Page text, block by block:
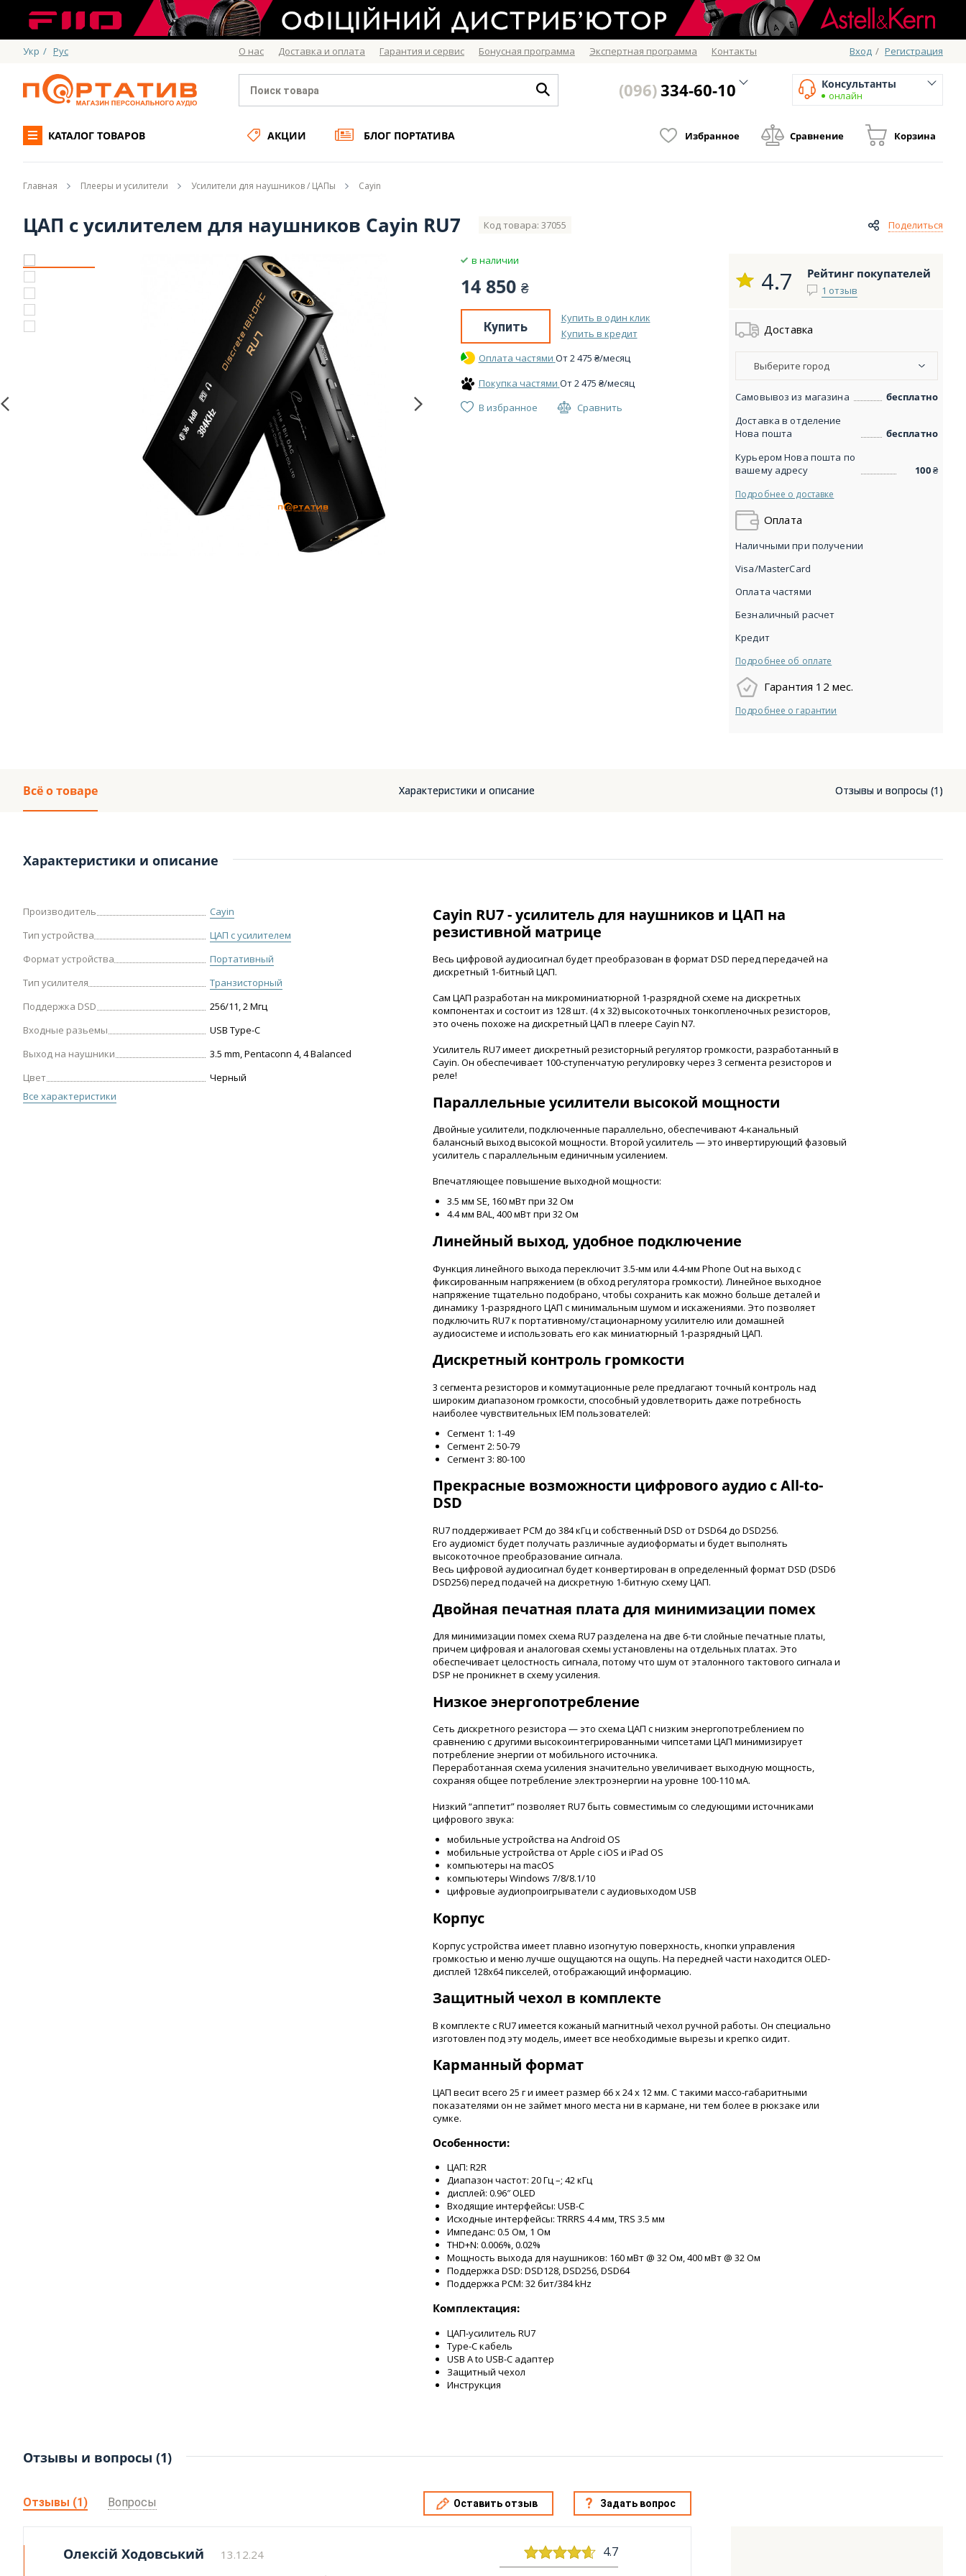
Укр / Рус О нас Доставка и оплата Гарантия и сервис Бонусная программа Экспертная программа Контакты Вход / Регистрация
(096)334-60-10 Консультанты
онлайн
КАТАЛОГ ТОВАРОВ АКЦИИ БЛОГ ПОРТАТИВА Избранное Сравнение Корзина
Главная Плееры и усилители Усилители для наушников / ЦАПы Cayin
ЦАП с усилителем для наушников Cayin RU7 Код товара: 37055 Поделиться
в наличии
14 850 ₴
Купить
Купить в один клик
Купить в кредит
Оплата частями От2 475 ₴/месяц
Покупка частями От2 475 ₴/месяц
В избранное
Сравнить
4.7 Рейтинг покупателей
1 отзыв
Доставка
Выберите город
Самовывоз из магазина
бесплатно
Доставка в отделение
Нова пошта
бесплатно
Курьером Нова пошта по
вашему адресу
100₴
Подробнее о доставке
Оплата
Visa/MasterCard
Наличными при получении
Безналичный расчет
Кредит
Оплата частями
Подробнее об оплате
Гарантия 12 мес.
Подробнее о гарантии
Всё о товаре Характеристики и описание Отзывы и вопросы (1)
Характеристики и описание
Производитель
Cayin
Тип устройства
ЦАП с усилителем
Формат устройства
Портативный
Тип усилителя
Транзисторный
Поддержка DSD
256/11, 2 Мгц
Входные разьемы
USB Type-C
Выход на наушники
3.5 mm, Pentaconn 4, 4 Balanced
Цвет
Черный
Все характеристики
Cayin RU7 - усилитель для наушников и ЦАП на
резистивной матрице
Весь цифровой аудиосигнал будет преобразован в формат DSD перед передачей на
дискретный 1-битный ЦАП.
Сам ЦАП разработан на микроминиатюрной 1-разрядной схеме на дискретных
компонентах и состоит из 128 шт. (4 x 32) высокоточных тонкопленочных резисторов,
это очень похоже на дискретный ЦАП в плеере Cayin N7.
Усилитель RU7 имеет дискретный резисторный регулятор громкости, разработанный в
Cayin. Он обеспечивает 100-ступенчатую регулировку через 3 сегмента резисторов и
реле!
Параллельные усилители высокой мощности
Двойные усилители, подключенные параллельно, обеспечивают 4-канальный
балансный выход высокой мощности. Второй усилитель — это инвертирующий фазовый
усилитель с параллельным единичным усилением.
Впечатляющее повышение выходной мощности:
3.5 мм SE, 160 мВт при 32 Ом
4.4 мм BAL, 400 мВт при 32 Ом
Линейный выход, удобное подключение
Функция линейного выхода переключит 3.5-мм или 4.4-мм Phone Out на выход с
фиксированным напряжением (в обход регулятора громкости). Линейное выходное
напряжение тщательно подобрано, чтобы сохранить как можно больше деталей и
динамику 1-разрядного ЦАП с минимальным шумом и искажениями. Это позволяет
подключить RU7 к портативному/стационарному усилителю или домашней
аудиосистеме и использовать его как миниатюрный 1-разрядный ЦАП.
Дискретный контроль громкости
3 сегмента резисторов и коммутационные реле предлагают точный контроль над
широким диапазоном громкости, способный удовлетворить даже потребность
наиболее чувствительных IEM пользователей:
Сегмент 1: 1-49
Сегмент 2: 50-79
Сегмент 3: 80-100
Прекрасные возможности цифрового аудио с All-to-
DSD
RU7 поддерживает PCM до 384 кГц и собственный DSD от DSD64 до DSD256.
Его аудиоміст будет получать различные аудиоформаты и будет выполнять
высокоточное преобразование сигнала.
Весь цифровой аудиосигнал будет конвертирован в определенный формат DSD (DSD6
DSD256) перед подачей на дискретную 1-битную схему ЦАП.
Двойная печатная плата для минимизации помех
Для минимизации помех схема RU7 разделена на две 6-ти слойные печатные платы,
причем цифровая и аналоговая схемы установлены на отдельных платах. Это
обеспечивает целостность сигнала, потому что шум от эталонного тактового сигнала и
DSP не проникнет в схему усиления.
Низкое энергопотребление
Сеть дискретного резистора — это схема ЦАП с низким энергопотреблением по
сравнению с другими высокоинтегрированными чипсетами ЦАП минимизирует
потребление энергии от мобильного источника.
Переработанная схема усиления значительно увеличивает выходную мощность,
сохраняя общее потребление электроэнергии на уровне 100-110 мА.
Низкий “аппетит” позволяет RU7 быть совместимым со следующими источниками
цифрового звука:
мобильные устройства на Android OS
мобильные устройства от Apple с iOS и iPad OS
компьютеры на macOS
компьютеры Windows 7/8/8.1/10
цифровые аудиопроигрыватели с аудиовыходом USB
Корпус
Корпус устройства имеет плавно изогнутую поверхность, кнопки управления
громкостью и меню лучше ощущаются на ощупь. На передней части находится OLED-
дисплей 128х64 пикселей, отображающий информацию.
Защитный чехол в комплекте
В комплекте с RU7 имеется кожаный магнитный чехол ручной работы. Он специально
изготовлен под эту модель, имеет все необходимые вырезы и крепко сидит.
Карманный формат
ЦАП весит всего 25 г и имеет размер 66 х 24 х 12 мм. С такими массо-габаритными
показателями он не займет много места ни в кармане, ни тем более в рюкзаке или
сумке.
Особенности:
ЦАП: R2R
Диапазон частот: 20 Гц –; 42 кГц
дисплей: 0.96″ OLED
Входящие интерфейсы: USB-C
Исходные интерфейсы: TRRRS 4.4 мм, TRS 3.5 мм
Импеданс: 0.5 Ом, 1 Ом
THD+N: 0.006%, 0.02%
Мощность выхода для наушников: 160 мВт @ 32 Ом, 400 мВт @ 32 Ом
Поддержка DSD: DSD128, DSD256, DSD64
Поддержка PCM: 32 бит/384 kHz
Комплектация:
ЦАП-усилитель RU7
Type-C кабель
USB A to USB-C адаптер
Защитный чехол
Инструкция
Отзывы и вопросы (1)
Отзывы (1) Вопросы Оставить отзыв Задать вопрос
Олексій Ходовський 13.12.24 4.7